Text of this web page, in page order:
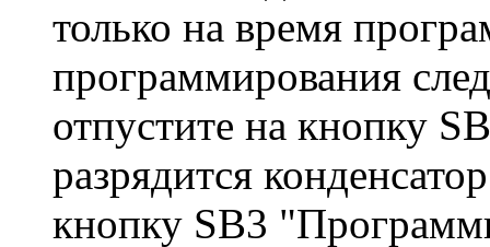
только на время
программирования
отпустите на кнопку
разрядится
кнопку SB3